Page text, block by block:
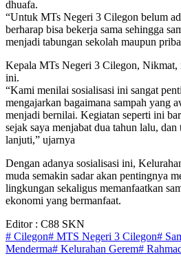
dhuafa.
“Untuk MTs Negeri 3 Cilegon belum
berharap bisa bekerja sama sehingga
menjadi tabungan sekolah maupun
Kepala MTs Negeri 3 Cilegon, Nikmat,
ini.
“Kami menilai sosialisasi ini sangat
mengajarkan bagaimana sampah yang
menjadi bernilai. Kegiatan seperti ini
sejak saya menjabat dua tahun lalu,
lanjuti,” ujarnya
Dengan adanya sosialisasi ini,
muda semakin sadar akan pentingnya
lingkungan sekaligus memanfaatkan
ekonomi yang bermanfaat.
Editor : C88 SKN
# Cilegon# MTS Negeri 3 Cilegon#
Menderma# Kelurahan Gerem#